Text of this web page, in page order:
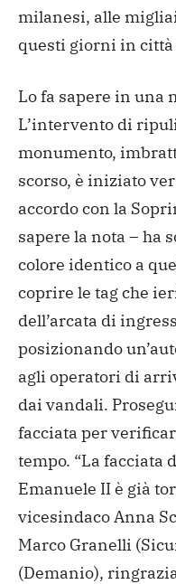
milanesi, alle
questi giorni in città
Lo fa sapere in una
L’intervento di
monumento,
scorso, è iniziato
accordo con la
sapere la nota – ha
colore identico a
coprire le tag che
dell’arcata di
posizionando
agli operatori di
dai vandali.
facciata per
tempo. “La facciata
Emanuele II è già
vicesindaco Anna
Marco Granelli
(Demanio),